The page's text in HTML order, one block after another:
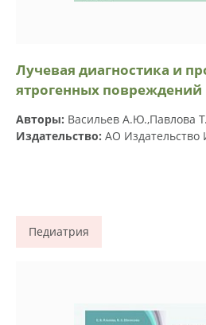
Лучевая диагностика и
ятрогенных
Авторы: Васильев А.Ю.,Павлова
Издательство: АО Издательство
Педиатрия